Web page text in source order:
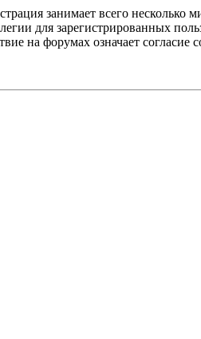
занимает всего
для зарегистрированных
на форумах означает согласие